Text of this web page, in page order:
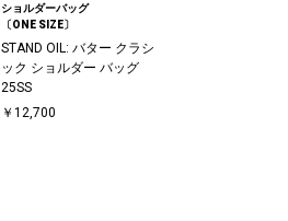
ショルダーバッグ
〔ONE SIZE〕
STAND OIL: バター クラシ
ック ショルダー バッグ
25SS
￥12,700